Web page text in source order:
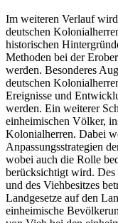
Im weiteren Verlauf
deutschen
historischen
Methoden bei der
werden. Besonderes
deutschen
Ereignisse und
werden. Ein weiterer
einheimischen Völker,
Kolonialherren. Dabei
Anpassungsstrategien
wobei auch die Rolle
berücksichtigt wird.
und des Viehbesitzes
Landgesetze auf den
einheimische